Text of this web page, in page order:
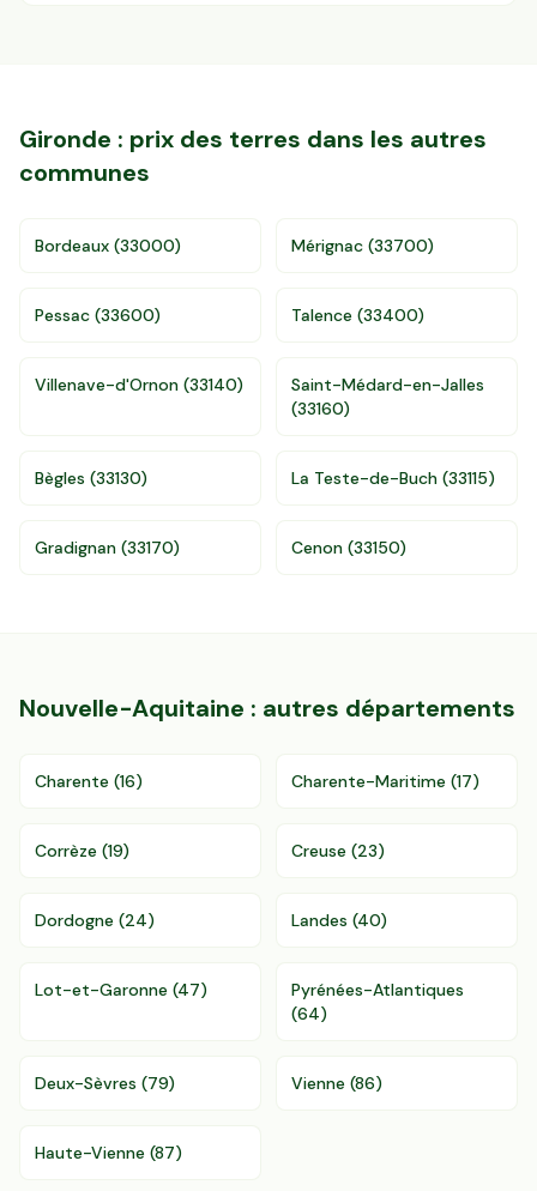
Gironde : prix des terres dans les autres
communes
Bordeaux (33000) Mérignac (33700)
Pessac (33600) Talence (33400)
Villenave-d'Ornon (33140)
Saint-Médard-en-Jalles
(33160)
Bègles (33130) La Teste-de-Buch (33115)
Gradignan (33170) Cenon (33150)
Nouvelle-Aquitaine : autres départements
Charente (16) Charente-Maritime (17)
Corrèze (19) Creuse (23)
Dordogne (24) Landes (40)
Lot-et-Garonne (47)
Pyrénées-Atlantiques
(64)
Deux-Sèvres (79) Vienne (86)
Haute-Vienne (87)